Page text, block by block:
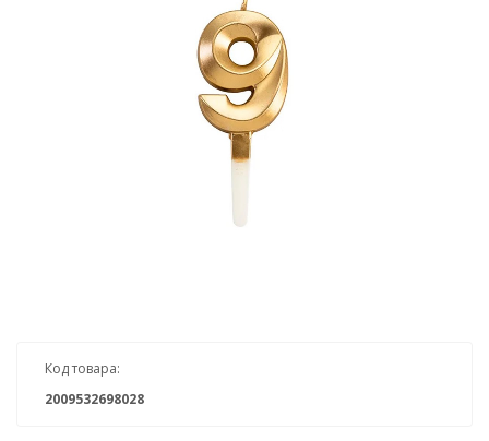
Код товара:
2009532698028